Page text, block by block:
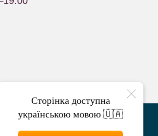
МАГАЗИНЫ
Двери Omis
Сторінка доступна
українською мовою 🇺🇦